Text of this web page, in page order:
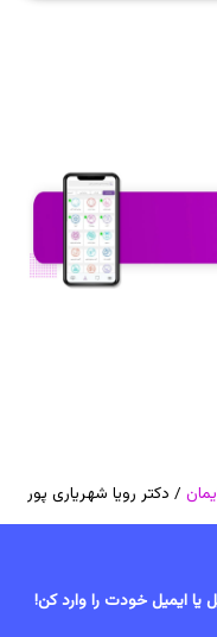
/ دکتر رویا شهریاری پور
یا ایمیل خودت را وارد کن!